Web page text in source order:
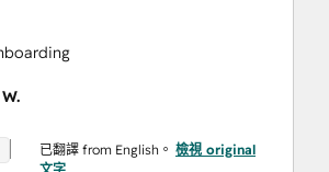
已翻譯 from English。 檢視 original